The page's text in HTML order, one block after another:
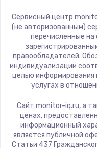
Сервисный центр
(не авторизованным)
перечисленные
правообладателей.
индивидуализации
целью информирования
услугах в
Сайт monitor-iq.ru, а
ценах,
информационный
является публичной
Статьи 437